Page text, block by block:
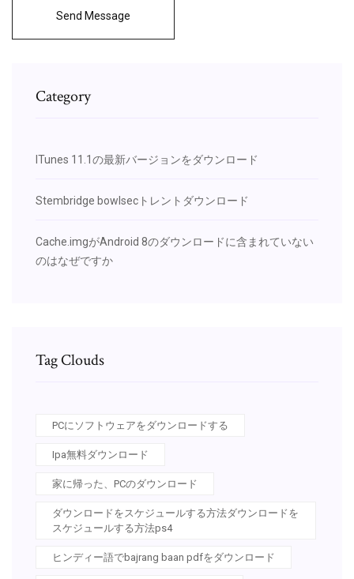
Send Message
Category
ITunes 11.1の最新バージョンをダウンロード
Stembridge bowlsecトレントダウンロード
Cache.imgがAndroid 8のダウンロードに含まれていない
のはなぜですか
Tag Clouds
PCにソフトウェアをダウンロードする
Ipa無料ダウンロード
家に帰った、PCのダウンロード
ダウンロードをスケジュールする方法ダウンロードを
スケジュールする方法ps4
ヒンディー語でbajrang baan pdfをダウンロード